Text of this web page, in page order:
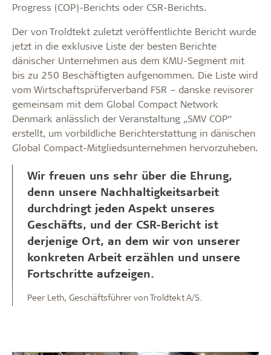
Progress (COP)-Berichts oder CSR-Berichts.
Der von Troldtekt zuletzt veröffentlichte Bericht wurde
jetzt in die exklusive Liste der besten Berichte
dänischer Unternehmen aus dem KMU-Segment mit
bis zu 250 Beschäftigten aufgenommen. Die Liste wird
vom Wirtschaftsprüferverband FSR – danske revisorer
gemeinsam mit dem Global Compact Network
Denmark anlässlich der Veranstaltung „SMV COP“
erstellt, um vorbildliche Berichterstattung in dänischen
Global Compact-Mitgliedsunternehmen hervorzuheben.
Wir freuen uns sehr über die Ehrung,
denn unsere Nachhaltigkeitsarbeit
durchdringt jeden Aspekt unseres
Geschäfts, und der CSR-Bericht ist
derjenige Ort, an dem wir von unserer
konkreten Arbeit erzählen und unsere
Fortschritte aufzeigen.
Peer Leth, Geschäftsführer von Troldtekt A/S.